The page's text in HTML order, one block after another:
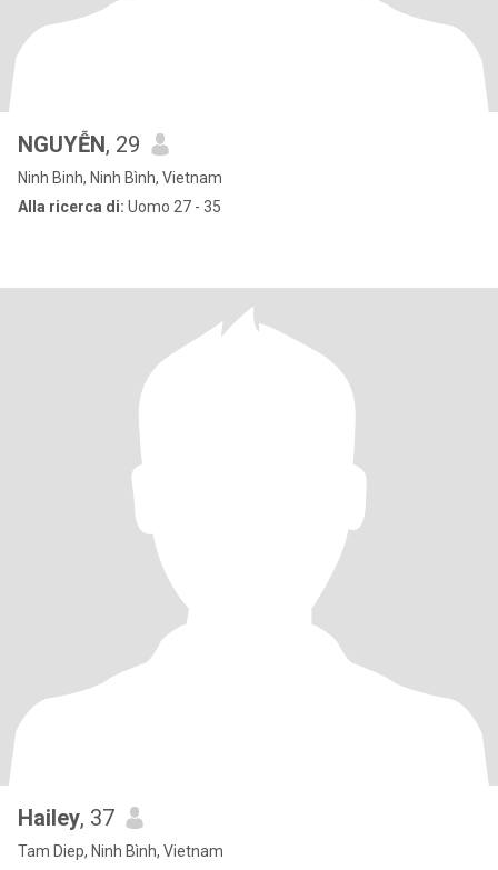
NGUYỄN, 29
Ninh Binh, Ninh Bình, Vietnam
Alla ricerca di: Uomo 27 - 35
Hailey, 37
Tam Diep, Ninh Bình, Vietnam